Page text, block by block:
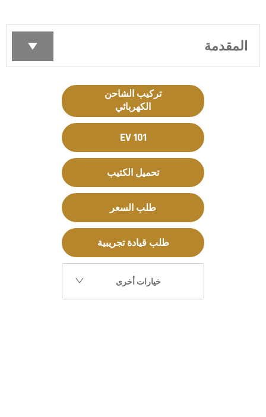
المقدمة
تركيب الشاحن
الكهربائي
EV 101
تحميل الكتيب
طلب السعر
طلب قيادة تجريبية
خيارات أخرى